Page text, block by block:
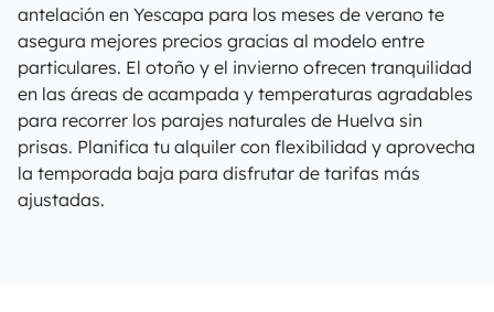
antelación en Yescapa para los meses de verano te
asegura mejores precios gracias al modelo entre
particulares. El otoño y el invierno ofrecen tranquilidad
en las áreas de acampada y temperaturas agradables
para recorrer los parajes naturales de Huelva sin
prisas. Planifica tu alquiler con flexibilidad y aprovecha
la temporada baja para disfrutar de tarifas más
ajustadas.